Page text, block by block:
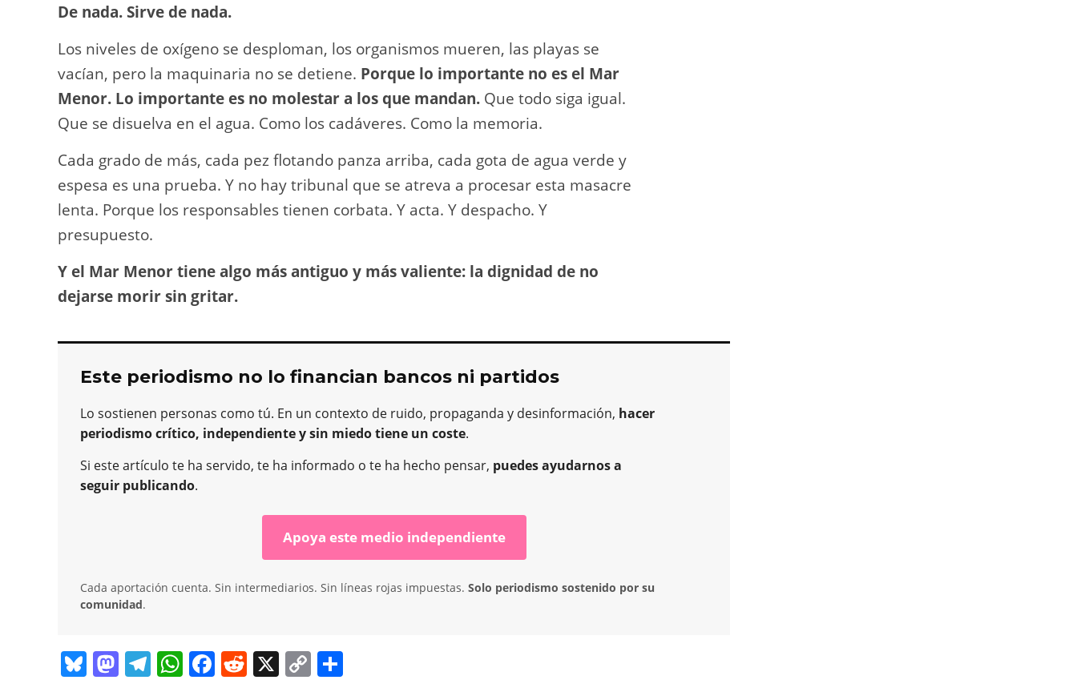
De nada. Sirve de nada.
Los niveles de oxígeno se desploman, los organismos mueren, las playas se
vacían, pero la maquinaria no se detiene. Porque lo importante no es el Mar
Menor. Lo importante es no molestar a los que mandan. Que todo siga igual.
Que se disuelva en el agua. Como los cadáveres. Como la memoria.
Cada grado de más, cada pez flotando panza arriba, cada gota de agua verde y
espesa es una prueba. Y no hay tribunal que se atreva a procesar esta masacre
lenta. Porque los responsables tienen corbata. Y acta. Y despacho. Y
presupuesto.
Y el Mar Menor tiene algo más antiguo y más valiente: la dignidad de no
dejarse morir sin gritar.
Este periodismo no lo financian bancos ni partidos
Lo sostienen personas como tú. En un contexto de ruido, propaganda y desinformación, hacer
periodismo crítico, independiente y sin miedo tiene un coste.
Si este artículo te ha servido, te ha informado o te ha hecho pensar, puedes ayudarnos a
seguir publicando.
Apoya este medio independiente
Cada aportación cuenta. Sin intermediarios. Sin líneas rojas impuestas. Solo periodismo sostenido por su
comunidad.
Bl M T W F R X C